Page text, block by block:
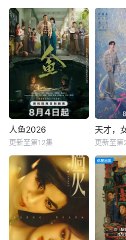
人鱼2026
更新至第12集
天才，
更新至第